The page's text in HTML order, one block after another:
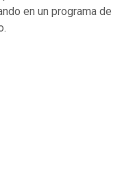
en un programa de